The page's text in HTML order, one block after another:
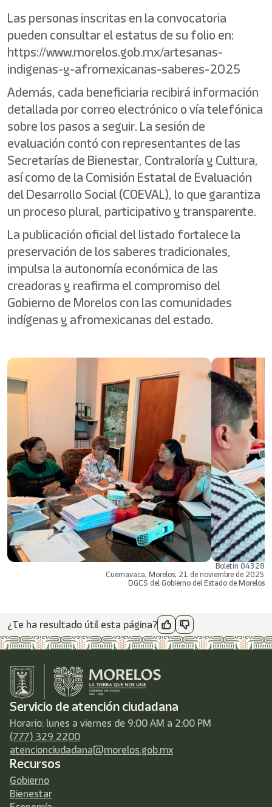
Las personas inscritas en la convocatoria
pueden consultar el estatus de su folio en:
https://www.morelos.gob.mx/artesanas-
indigenas-y-afromexicanas-saberes-2025
Además, cada beneficiaria recibirá información
detallada por correo electrónico o vía telefónica
sobre los pasos a seguir. La sesión de
evaluación contó con representantes de las
Secretarías de Bienestar, Contraloría y Cultura,
así como de la Comisión Estatal de Evaluación
del Desarrollo Social (COEVAL), lo que garantiza
un proceso plural, participativo y transparente.
La publicación oficial del listado fortalece la
preservación de los saberes tradicionales,
impulsa la autonomía económica de las
creadoras y reafirma el compromiso del
Gobierno de Morelos con las comunidades
indígenas y afromexicanas del estado.
Boletín 04328
Cuernavaca, Morelos; 21 de noviembre de 2025
DGCS del Gobierno del Estado de Morelos
¿Te ha resultado útil esta página?
Servicio de atención ciudadana
Horario: lunes a viernes de 9:00 AM a 2:00 PM
(777) 329 2200
atencionciudadana@morelos.gob.mx
Recursos
Gobierno
Bienestar